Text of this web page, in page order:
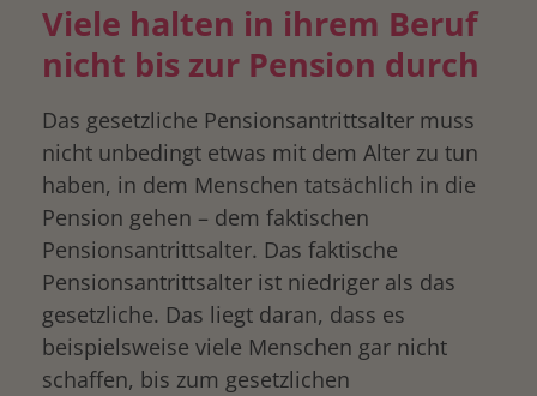
Viele halten in ihrem Beruf
nicht bis zur Pension durch
Das gesetzliche Pensionsantrittsalter muss
nicht unbedingt etwas mit dem Alter zu tun
haben, in dem Menschen tatsächlich in die
Pension gehen – dem faktischen
Pensionsantrittsalter. Das faktische
Pensionsantrittsalter ist niedriger als das
gesetzliche. Das liegt daran, dass es
beispielsweise viele Menschen gar nicht
schaffen, bis zum gesetzlichen